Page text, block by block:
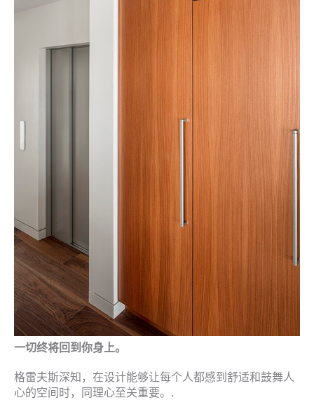
一切终将回到你身上。
格雷夫斯深知，在设计能够让每个人都感到舒适和鼓舞人
心的空间时，同理心至关重要。.